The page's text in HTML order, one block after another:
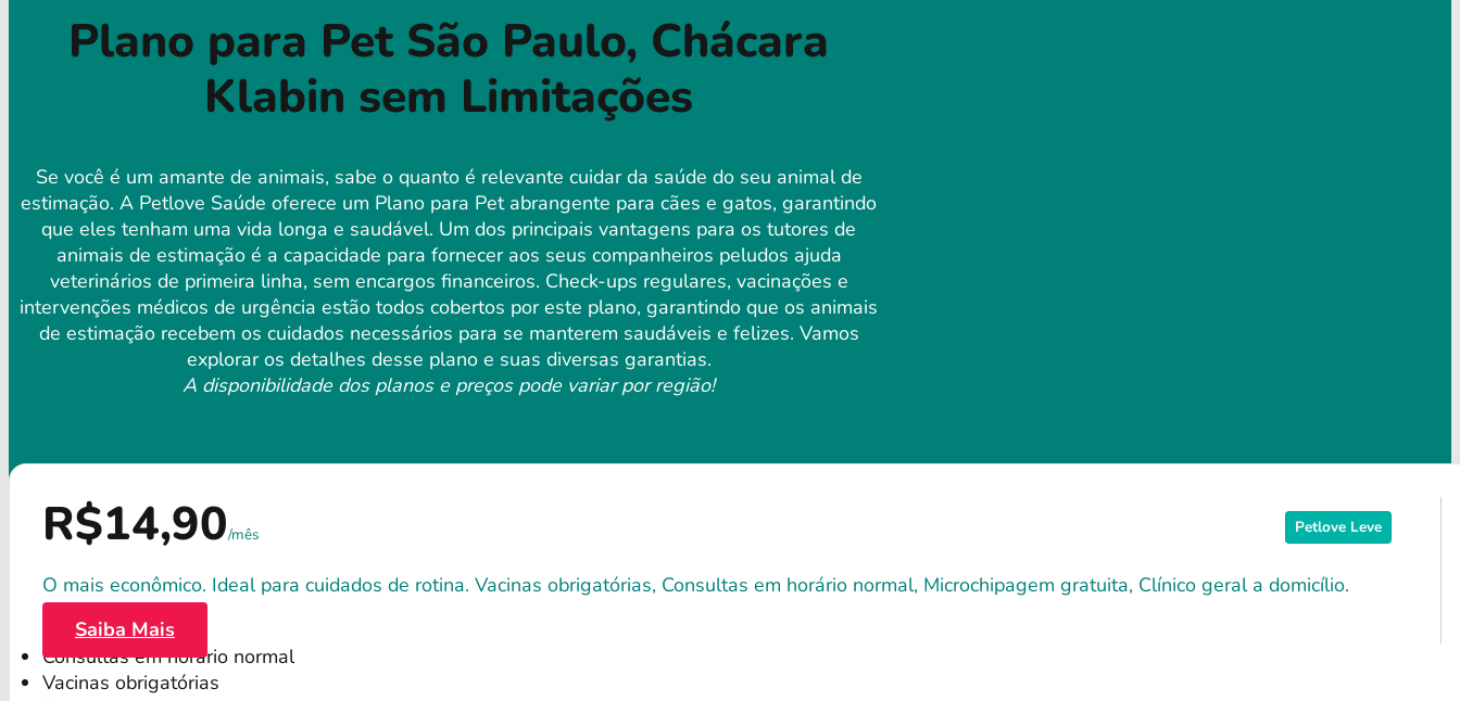
Plano para Pet São Paulo, Chácara
Klabin sem Limitações
Se você é um amante de animais, sabe o quanto é relevante cuidar da saúde do seu animal de
estimação. A Petlove Saúde oferece um Plano para Pet abrangente para cães e gatos, garantindo
que eles tenham uma vida longa e saudável. Um dos principais vantagens para os tutores de
animais de estimação é a capacidade para fornecer aos seus companheiros peludos ajuda
veterinários de primeira linha, sem encargos financeiros. Check-ups regulares, vacinações e
intervenções médicos de urgência estão todos cobertos por este plano, garantindo que os animais
de estimação recebem os cuidados necessários para se manterem saudáveis ​​e felizes. Vamos
explorar os detalhes desse plano e suas diversas garantias.
A disponibilidade dos planos e preços pode variar por região!
Petlove Leve
R$14,90/mês
O mais econômico. Ideal para cuidados de rotina. Vacinas obrigatórias, Consultas em horário normal, Microchipagem gratuita, Clínico geral a domicílio.
Saiba Mais
Consultas em horário normal
Vacinas obrigatórias